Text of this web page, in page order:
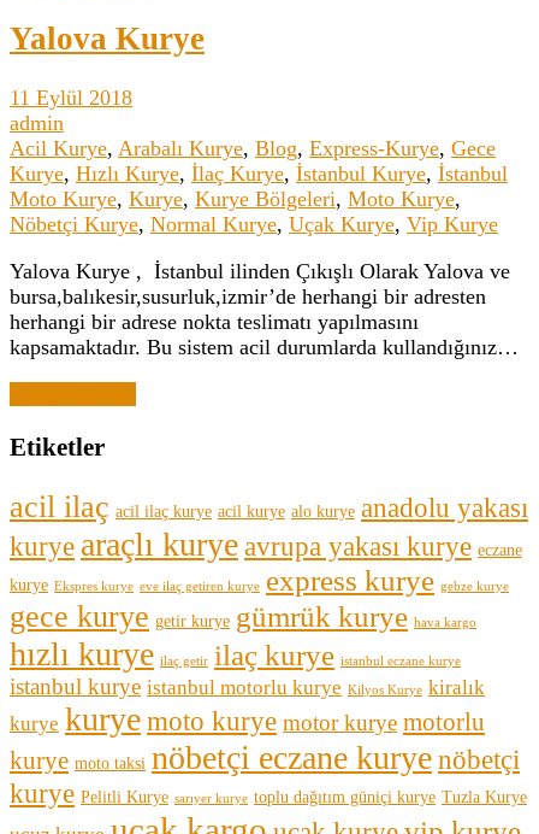
Yalova Kurye
11 Eylül 2018
admin
Acil Kurye, Arabalı Kurye, Blog, Express-Kurye, Gece
Kurye, Hızlı Kurye, İlaç Kurye, İstanbul Kurye, İstanbul
Moto Kurye, Kurye, Kurye Bölgeleri, Moto Kurye,
Nöbetçi Kurye, Normal Kurye, Uçak Kurye, Vip Kurye
Yalova Kurye , İstanbul ilinden Çıkışlı Olarak Yalova ve
bursa,balıkesir,susurluk,izmir’de herhangi bir adresten
herhangi bir adrese nokta teslimatı yapılmasını
kapsamaktadır. Bu sistem acil durumlarda kullandığınız…
Etiketler
acil ilaç acil ilaç kurye acil kurye alo kurye anadolu yakası
kurye araçlı kuryeavrupa yakası kurye eczane
kurye Ekspres kurye eve ilaç getiren kurye express kurye gebze kurye
gece kurye getir kurye gümrük kurye hava kargo
hızlı kurye ilaç getir ilaç kurye istanbul eczane kurye
istanbul kurye istanbul motorlu kurye Kilyos Kurye kiralık
kurye kuryemoto kurye motor kurye motorlu
kurye moto taksi nöbetçi eczane kuryenöbetçi
kurye Pelitli Kurye sarıyer kurye toplu dağıtım güniçi kurye Tuzla Kurye